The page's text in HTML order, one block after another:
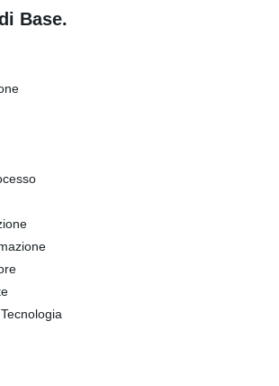
Base.